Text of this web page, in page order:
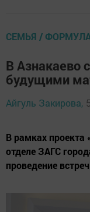
СЕМЬЯ /
В Азнакаево
будущими
Айгуль Закирова,
В рамках
отделе ЗАГС
проведение